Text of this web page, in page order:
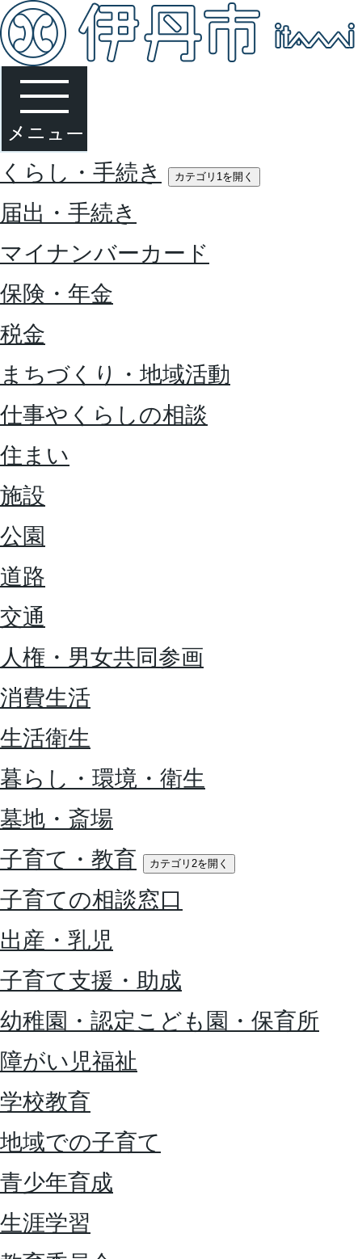
くらし・手続き カテゴリ1を開く
届出・手続き
マイナンバーカード
保険・年金
税金
まちづくり・地域活動
仕事やくらしの相談
住まい
施設
公園
道路
交通
人権・男女共同参画
消費生活
生活衛生
暮らし・環境・衛生
墓地・斎場
子育て・教育
カテゴリ2を開く
子育ての相談窓口
出産・乳児
子育て支援・助成
幼稚園・認定こども園・保育所
障がい児福祉
学校教育
地域での子育て
青少年育成
生涯学習